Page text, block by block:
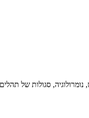
סגולות של